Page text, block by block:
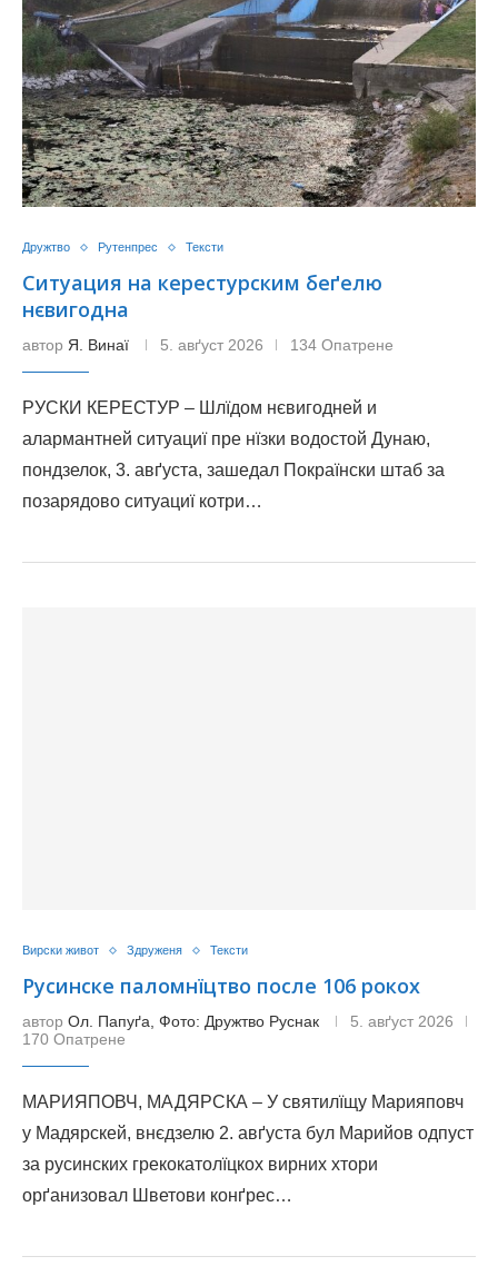
Дружтво Рутенпрес Тексти
Ситуация на керестурским беґелю
нєвигодна
автор Я. Винаї 5. авґуст 2026 134 Опатрене
РУСКИ КЕРЕСТУР – Шлїдом нєвигодней и
алармантней ситуациї пре нїзки водостой Дунаю,
пондзелок, 3. авґуста, зашедал Покраїнски штаб за
позарядово ситуациї котри…
Вирски живот Здруженя Тексти
Русинске паломнїцтво после 106 рокох
автор Ол. Папуґа, Фото: Дружтво Руснак
5. авґуст 2026
170 Опатрене
МАРИЯПОВЧ, МАДЯРСКА – У святилїщу Марияповч
у Мадярскей, внєдзелю 2. авґуста бул Марийов одпуст
за русинских грекокатолїцкох вирних хтори
орґанизовал Шветови конґрес…